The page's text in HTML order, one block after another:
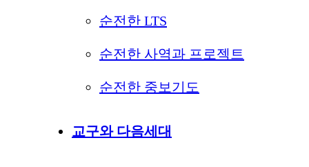
순전한 LTS
순전한 사역과 프로젝트
순전한 중보기도
교구와 다음세대